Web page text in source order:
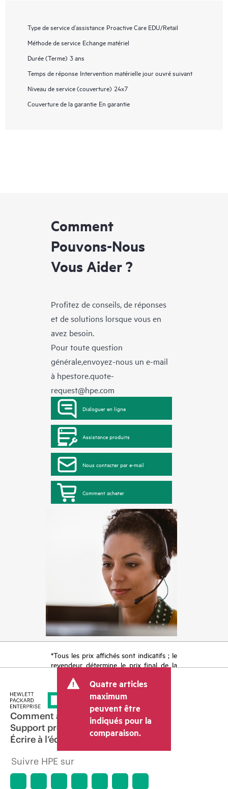
Type de service d’assistance Proactive Care EDU/Retail
Méthode de service Echange matériel
Durée (Terme) 3 ans
Temps de réponse Intervention matérielle jour ouvré suivant
Niveau de service (couverture) 24x7
Couverture de la garantie En garantie
Comment
Pouvons-Nous
Vous Aider ?
Profitez de conseils, de réponses
et de solutions lorsque vous en
avez besoin.
Pour toute question
générale,envoyez-nous un e-mail
à hpestore.quote-
request@hpe.com
Dialoguer en ligne
Assistance produits
Nous contacter par e-mail
Comment acheter
*Tous les prix affichés sont indicatifs ; le
revendeur détermine le prix final de la
tels que la TVA ou les taxes sur la vente
et les frais d’expédition. Le prix de la
transaction déterminé par le revendeur
peut varier par rapport à d’autres
revendeurs et au prix indicatif affiché.
Les prix indicatifs peuvent inclure des
offres promotionnelles limitées dans le
temps. HPE se réserve le droit d’ajuster
les prix à tout moment pour diverses
Quatre articles
maximum
peuvent être
indiqués pour la
comparaison.
Comment acheter
Support produit
Écrire à l’équipe commerciale
Suivre HPE sur